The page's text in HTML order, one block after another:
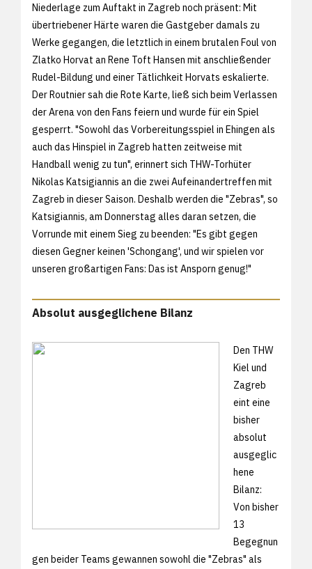
Niederlage zum Auftakt in Zagreb noch präsent: Mit
übertriebener Härte waren die Gastgeber damals zu
Werke gegangen, die letztlich in einem brutalen Foul von
Zlatko Horvat an Rene Toft Hansen mit anschließender
Rudel-Bildung und einer Tätlichkeit Horvats eskalierte.
Der Routnier sah die Rote Karte, ließ sich beim Verlassen
der Arena von den Fans feiern und wurde für ein Spiel
gesperrt. "Sowohl das Vorbereitungsspiel in Ehingen als
auch das Hinspiel in Zagreb hatten zeitweise mit
Handball wenig zu tun", erinnert sich THW-Torhüter
Nikolas Katsigiannis an die zwei Aufeinandertreffen mit
Zagreb in dieser Saison. Deshalb werden die "Zebras", so
Katsigiannis, am Donnerstag alles daran setzen, die
Vorrunde mit einem Sieg zu beenden: "Es gibt gegen
diesen Gegner keinen 'Schongang', und wir spielen vor
unseren großartigen Fans: Das ist Ansporn genug!"
Absolut ausgeglichene Bilanz
Den THW
Kiel und
Zagreb
eint eine
bisher
absolut
ausgeglic
hene
Bilanz:
Von bisher
13
Begegnun
gen beider Teams gewannen sowohl die "Zebras" als